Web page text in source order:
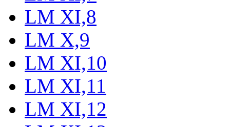
LM XI,8
LM X,9
LM XI,10
LM XI,11
LM XI,12